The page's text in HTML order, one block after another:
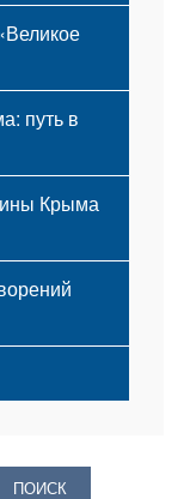
путь в
Крыма